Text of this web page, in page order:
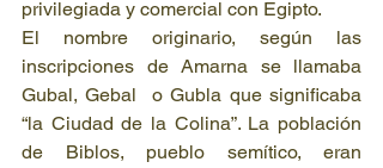
privilegiada y comercial con Egipto.
El nombre originario, según las
inscripciones de Amarna se llamaba
Gubal, Gebal  o Gubla que significaba
“la Ciudad de la Colina”. La población
de Biblos, pueblo semítico, eran